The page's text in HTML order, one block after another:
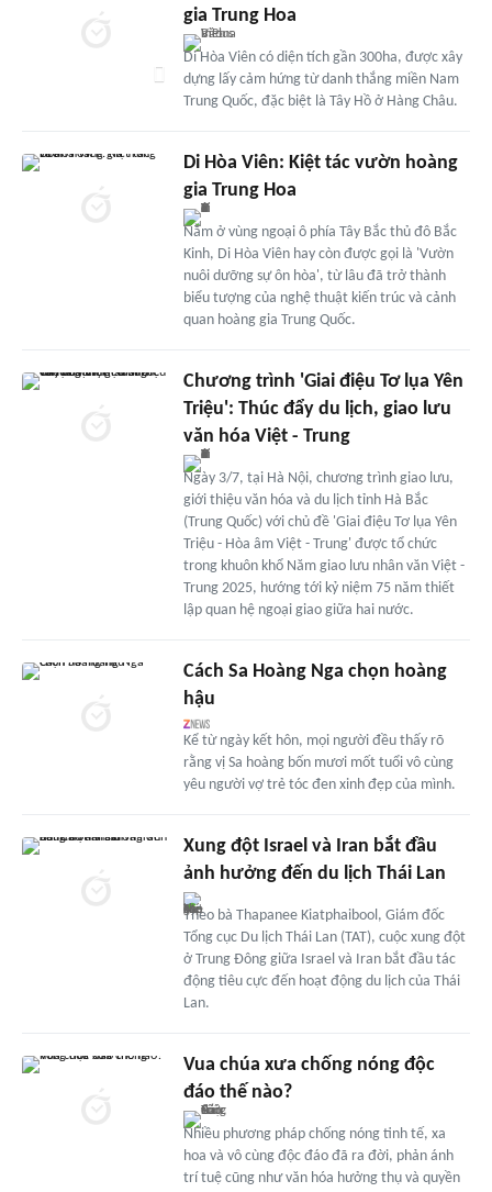
gia Trung Hoa
Di Hòa Viên có diện tích gần 300ha, được xây
dựng lấy cảm hứng từ danh thắng miền Nam
Trung Quốc, đặc biệt là Tây Hồ ở Hàng Châu.
Di Hòa Viên: Kiệt tác vườn hoàng
gia Trung Hoa
Nằm ở vùng ngoại ô phía Tây Bắc thủ đô Bắc
Kinh, Di Hòa Viên hay còn được gọi là 'Vườn
nuôi dưỡng sự ôn hòa', từ lâu đã trở thành
biểu tượng của nghệ thuật kiến trúc và cảnh
quan hoàng gia Trung Quốc.
Chương trình 'Giai điệu Tơ lụa Yên
Triệu': Thúc đẩy du lịch, giao lưu
văn hóa Việt - Trung
Ngày 3/7, tại Hà Nội, chương trình giao lưu,
giới thiệu văn hóa và du lịch tỉnh Hà Bắc
(Trung Quốc) với chủ đề 'Giai điệu Tơ lụa Yên
Triệu - Hòa âm Việt - Trung' được tổ chức
trong khuôn khổ Năm giao lưu nhân văn Việt -
Trung 2025, hướng tới kỷ niệm 75 năm thiết
lập quan hệ ngoại giao giữa hai nước.
Cách Sa Hoàng Nga chọn hoàng
hậu
Kể từ ngày kết hôn, mọi người đều thấy rõ
rằng vị Sa hoàng bốn mươi mốt tuổi vô cùng
yêu người vợ trẻ tóc đen xinh đẹp của mình.
Xung đột Israel và Iran bắt đầu
ảnh hưởng đến du lịch Thái Lan
Theo bà Thapanee Kiatphaibool, Giám đốc
Tổng cục Du lịch Thái Lan (TAT), cuộc xung đột
ở Trung Đông giữa Israel và Iran bắt đầu tác
động tiêu cực đến hoạt động du lịch của Thái
Lan.
Vua chúa xưa chống nóng độc
đáo thế nào?
Nhiều phương pháp chống nóng tinh tế, xa
hoa và vô cùng độc đáo đã ra đời, phản ánh
trí tuệ cũng như văn hóa hưởng thụ và quyền